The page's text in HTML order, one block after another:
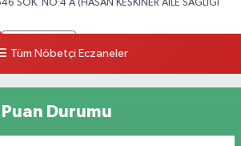
SOK. NO:4 A (HASAN KESKİNER AİLE SAĞLIĞI
Tüm Nöbetçi Eczaneler
Durumu